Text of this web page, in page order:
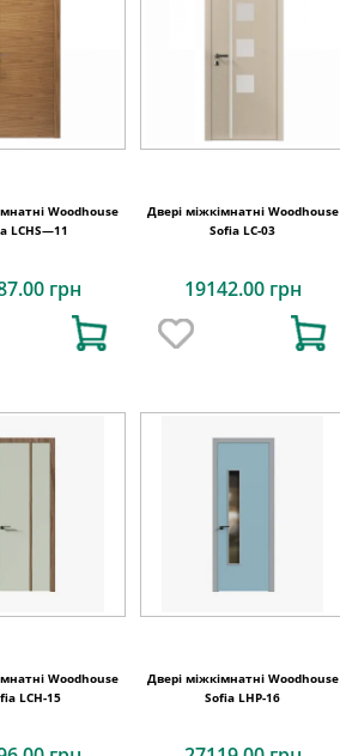
Woodhouse
LCHS—11
грн
Двері міжкімнатні Woodhouse
Sofia LC-03
19142.00 грн
Woodhouse
LCH-15
Двері міжкімнатні Woodhouse
Sofia LHP-16